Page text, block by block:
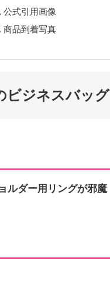
公式引用画像
商品到着写真
ビジネスバッグ
ルダー用リングが邪魔